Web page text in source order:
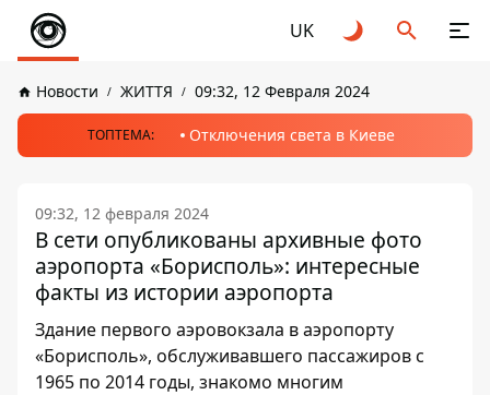
UK
Новости ЖИТТЯ 09:32, 12 Февраля 2024
ТОПТЕМА: Отключения света в Киеве
09:32, 12 февраля 2024
В сети опубликованы архивные фото
аэропорта «Борисполь»: интересные
факты из истории аэропорта
Здание первого аэровокзала в аэропорту
«Борисполь», обслуживавшего пассажиров с
1965 по 2014 годы, знакомо многим